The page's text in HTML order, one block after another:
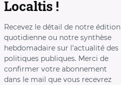
Localtis !
Recevez le détail de notre édition
quotidienne ou notre synthèse
hebdomadaire sur l’actualité des
politiques publiques. Merci de
confirmer votre abonnement
dans le mail que vous recevrez